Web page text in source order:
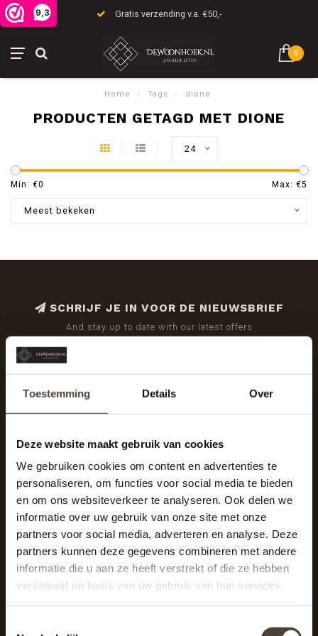
Toestemming Details Over
Deze website maakt gebruik van cookies
We gebruiken cookies om content en advertenties te
personaliseren, om functies voor social media te bieden
en om ons websiteverkeer te analyseren. Ook delen we
informatie over uw gebruik van onze site met onze
partners voor social media, adverteren en analyse. Deze
partners kunnen deze gegevens combineren met andere
informatie die u aan ze heeft verstrekt of die ze hebben
verzameld op basis van uw gebruik van hun services.
9,3 Gratis verzending v.a. €50,-
0
Home / Tags / dione
PRODUCTEN GETAGD MET DIONE
24
Min: €0 Max: €5
Meest bekeken
SCHRIJF JE IN VOOR DE NIEUWSBRIEF
And stay up to date with our latest offers
De Woonhoek - Landelijk leven